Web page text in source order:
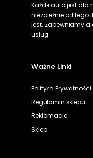
Każde auto jest dla
niezależnie od tego
jest. Zapewniamy
usług.
Ważne Linki
Polityka Prywatności
Regulamin sklepu
Reklamacje
Sklep